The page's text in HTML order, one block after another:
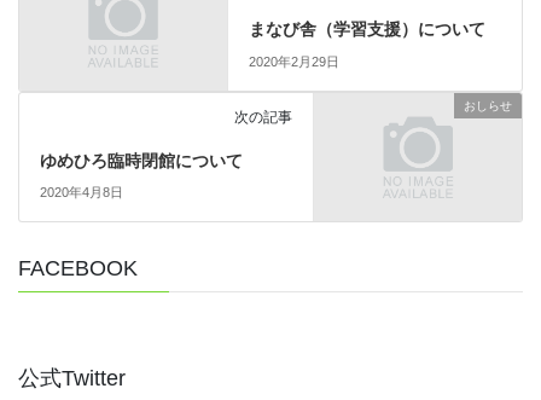
まなび舎（学習支援）について
2020年2月29日
おしらせ
次の記事
ゆめひろ臨時閉館について
2020年4月8日
FACEBOOK
公式Twitter